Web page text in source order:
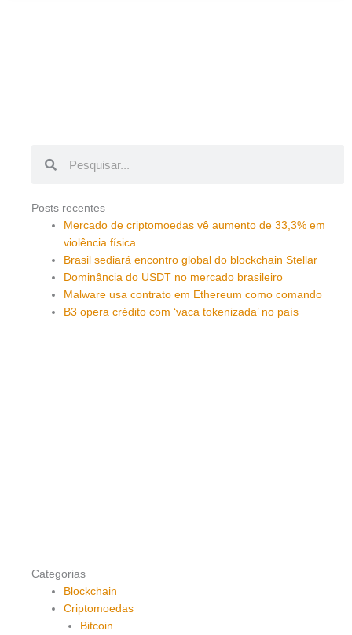
Posts recentes
Mercado de criptomoedas vê aumento de 33,3% em
violência física
Brasil sediará encontro global do blockchain Stellar
Dominância do USDT no mercado brasileiro
Malware usa contrato em Ethereum como comando
B3 opera crédito com ‘vaca tokenizada’ no país
Categorias
Blockchain
Criptomoedas
Bitcoin